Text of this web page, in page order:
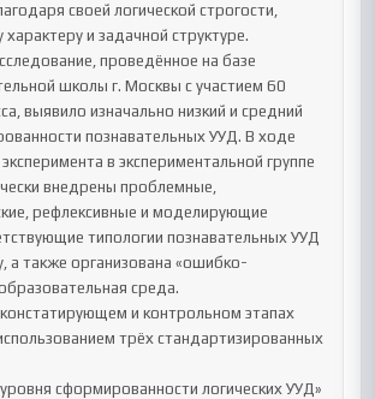
своей логической строгости,
и задачной структуре.
проведённое на базе
школы г. Москвы с участием 60
выявило изначально низкий и средний
познавательных УУД. В ходе
в экспериментальной группе
внедрены проблемные,
рефлексивные и моделирующие
типологии познавательных УУД
а также организована «ошибко-
среда.
и контрольном этапах
трёх стандартизированных
сформированности логических УУД»